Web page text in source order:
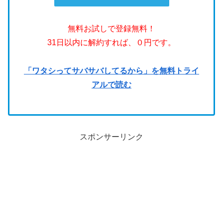
無料お試しで登録無料！
31日以内に解約すれば、０円です。
「ワタシってサバサバしてるから」を無料トライ
アルで読む
スポンサーリンク